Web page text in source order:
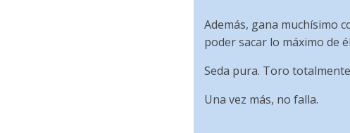
Además, gana muchísimo
poder sacar lo máximo de
Seda pura. Toro
Una vez más, no falla.